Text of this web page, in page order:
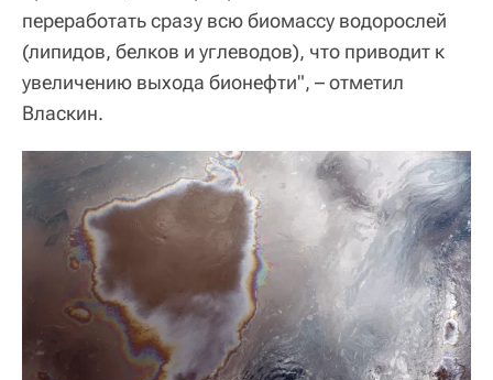
переработать сразу всю биомассу водорослей
(липидов, белков и углеводов), что приводит к
увеличению выхода бионефти", – отметил
Власкин.